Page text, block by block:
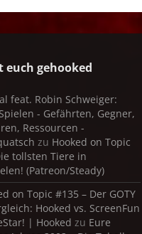
euch gehooked
feat. Robin Schweiger:
- Gefährten, Gegner,
Ressourcen -
zu Hooked on Topic
tollsten Tiere in
(Patreon/Steady)
on Topic #135 – Der GOTY
Hooked vs. ScreenFun
| Hooked zu Eure